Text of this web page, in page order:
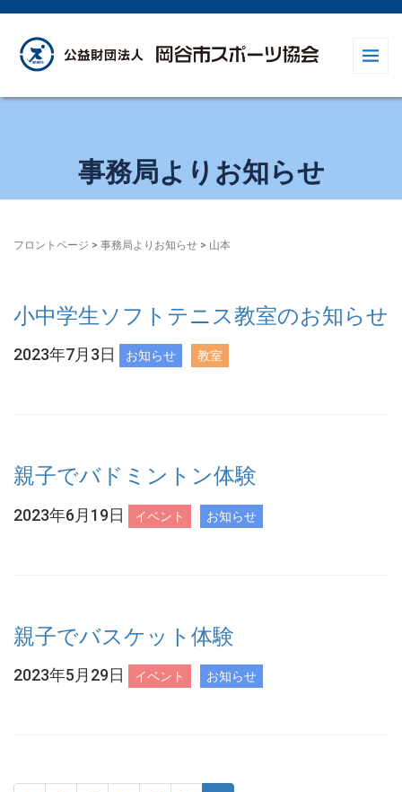
事務局よりお知らせ
フロントページ > 事務局よりお知らせ > 山本
小中学生ソフトテニス教室のお知らせ
2023年7月3日 お知らせ 教室
親子でバドミントン体験
2023年6月19日 イベント お知らせ
親子でバスケット体験
2023年5月29日 イベント お知らせ